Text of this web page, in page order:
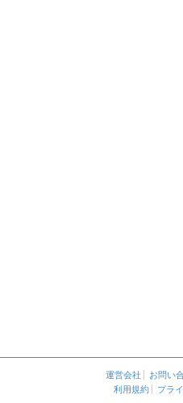
運営会社 お問い
利用規約
プラ